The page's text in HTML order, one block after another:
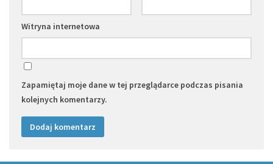
Witryna internetowa
Zapamiętaj moje dane w tej przeglądarce podczas pisania
kolejnych komentarzy.